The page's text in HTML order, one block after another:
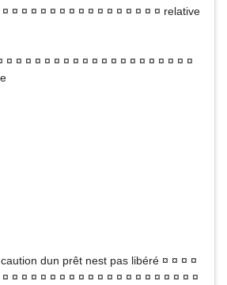
¤ ¤ ¤ ¤ ¤ ¤ ¤ ¤ ¤ ¤ ¤ ¤ ¤ ¤ ¤ ¤ relative
¤ ¤ ¤ ¤ ¤ ¤ ¤ ¤ ¤ ¤ ¤ ¤ ¤ ¤ ¤ ¤ ¤ ¤ ¤ ¤
dun prêt nest pas libéré ¤ ¤ ¤ ¤
¤ ¤ ¤ ¤ ¤ ¤ ¤ ¤ ¤ ¤ ¤ ¤ ¤ ¤ ¤ ¤ ¤ ¤ ¤ ¤